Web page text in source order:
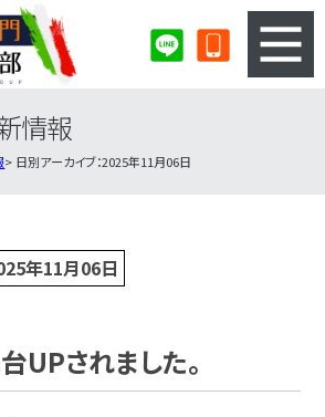
査定
会社概要・店舗紹介・MAP
情報
日別アーカイブ：2025年11月06日
年11月06日
UPされました。